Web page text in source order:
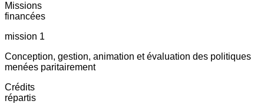
Missions
financées
mission 1
Conception, gestion, animation et évaluation des politiques
menées paritairement
Crédits
répartis